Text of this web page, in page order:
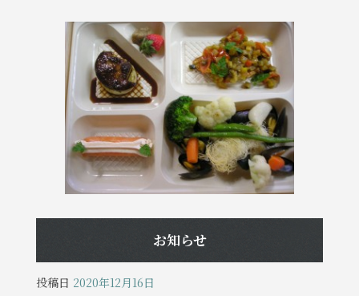
お知らせ
投稿日 2020年12月16日